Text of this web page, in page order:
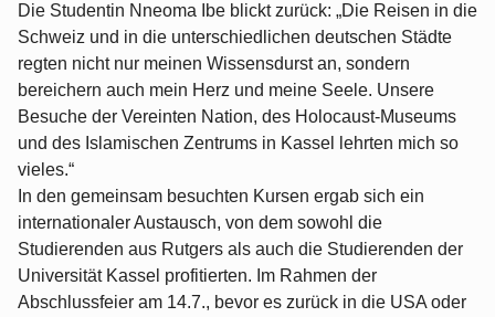
Die Studentin Nneoma Ibe blickt zurück: „Die Reisen in die
Schweiz und in die unterschiedlichen deutschen Städte
regten nicht nur meinen Wissensdurst an, sondern
bereichern auch mein Herz und meine Seele. Unsere
Besuche der Vereinten Nation, des Holocaust-Museums
und des Islamischen Zentrums in Kassel lehrten mich so
vieles.“
In den gemeinsam besuchten Kursen ergab sich ein
internationaler Austausch, von dem sowohl die
Studierenden aus Rutgers als auch die Studierenden der
Universität Kassel profitierten. Im Rahmen der
Abschlussfeier am 14.7., bevor es zurück in die USA oder